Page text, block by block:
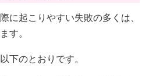
に起こりやすい失敗の多くは、
す。
下のとおりです。